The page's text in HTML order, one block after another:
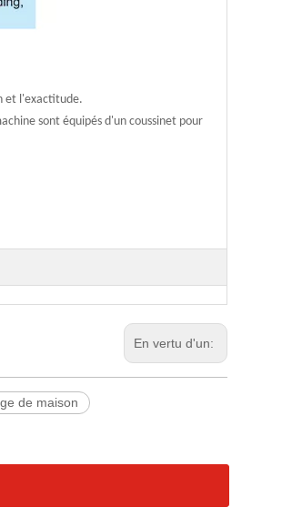
et l'exactitude.
sont équipés d'un coussinet pour
En vertu d'un:
de maison